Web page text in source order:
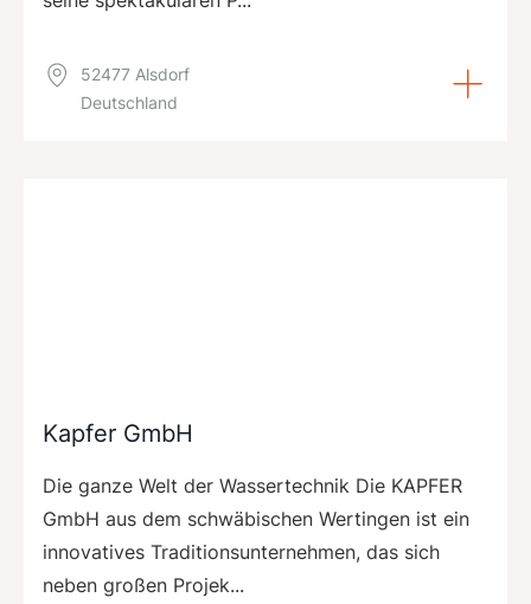
52477 Alsdorf
Deutschland
Kapfer GmbH
Die ganze Welt der Wassertechnik Die KAPFER
GmbH aus dem schwäbischen Wertingen ist ein
innovatives Traditionsunternehmen, das sich
neben großen Projek...